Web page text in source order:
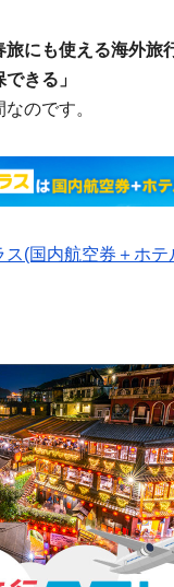
旅にも使える海外旅
きる」
のです。
(国内航空券＋ホテ